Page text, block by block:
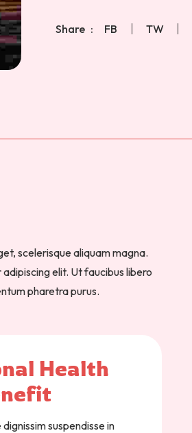
Share FB TW
scelerisque aliquam magna.
elit. Ut faucibus libero
pharetra purus.
Health
suspendisse in